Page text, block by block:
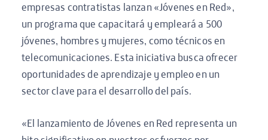
empresas contratistas lanzan «Jóvenes en Red»,
un programa que capacitará y empleará a 500
jóvenes, hombres y mujeres, como técnicos en
telecomunicaciones. Esta iniciativa busca ofrecer
oportunidades de aprendizaje y empleo en un
sector clave para el desarrollo del país.
«El lanzamiento de Jóvenes en Red representa un